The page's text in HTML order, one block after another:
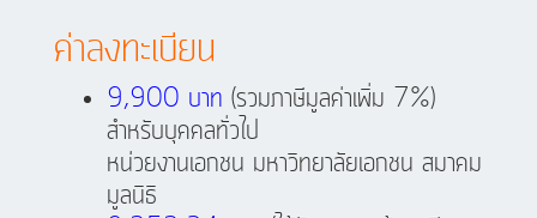
ค่าลงทะเบียน
9,900 บาท (รวมภาษีมูลค่าเพิ่ม 7%)
สำหรับบุคคลทั่วไป
หน่วยงานเอกชน มหาวิทยาลัยเอกชน สมาคม
มูลนิธิ